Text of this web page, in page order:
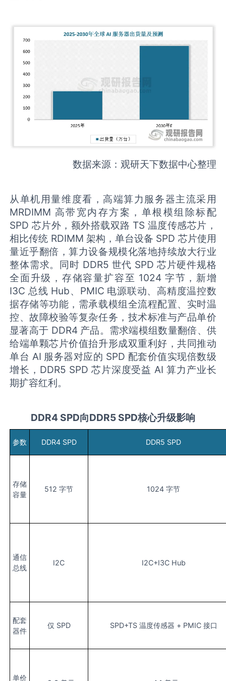
数据来源：观研天下数据中心整理
从单机用量维度看，高端算力服务器主流采用
MRDIMM 高带宽内存方案，单根模组除标配
SPD 芯片外，额外搭载双路 TS 温度传感芯片，
相比传统 RDIMM 架构，单台设备 SPD 芯片使用
量近乎翻倍，算力设备规模化落地持续放大行业
整体需求。同时 DDR5 世代 SPD 芯片硬件规格
全面升级，存储容量扩容至 1024 字节，新增
I3C 总线 Hub、PMIC 电源联动、高精度温控数
据存储等功能，需承载模组全流程配置、实时温
控、故障校验等复杂任务，技术标准与产品单价
显著高于 DDR4 产品。需求端模组数量翻倍、供
给端单颗芯片价值抬升形成双重利好，共同推动
单台 AI 服务器对应的 SPD 配套价值实现倍数级
增长，DDR5 SPD 芯片深度受益 AI 算力产业长
期扩容红利。
DDR4 SPD向DDR5 SPD核心升级影响
参数 DDR4 SPD DDR5 SPD
存储
容量
512 字节 1024 字节
通信
总线
I2C I2C+I3C Hub
配套
器件
仅 SPD SPD+TS 温度传感器 + PMIC 接口
单价